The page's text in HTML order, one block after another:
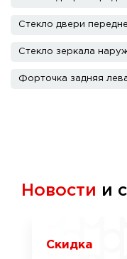
Стекло двери
Стекло зеркала
Форточка задняя
Новости и
Скидка